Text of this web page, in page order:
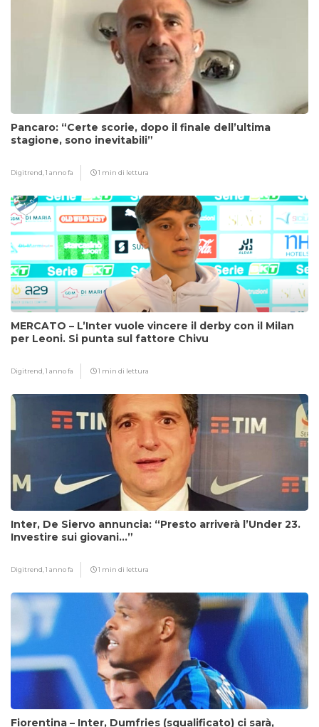
Pancaro: “Certe scorie, dopo il finale dell’ultima
stagione, sono inevitabili”
Digitrend,1 anno fa 1 min di lettura
MERCATO – L’Inter vuole vincere il derby con il Milan
per Leoni. Si punta sul fattore Chivu
Digitrend,1 anno fa 1 min di lettura
Inter, De Siervo annuncia: “Presto arriverà l’Under 23.
Investire sui giovani…”
Digitrend,1 anno fa 1 min di lettura
Fiorentina – Inter, Dumfries (squalificato) ci sarà,